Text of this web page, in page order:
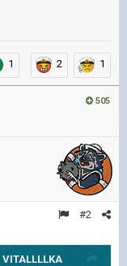
1 2 1
505
#2
VITALLLLKA